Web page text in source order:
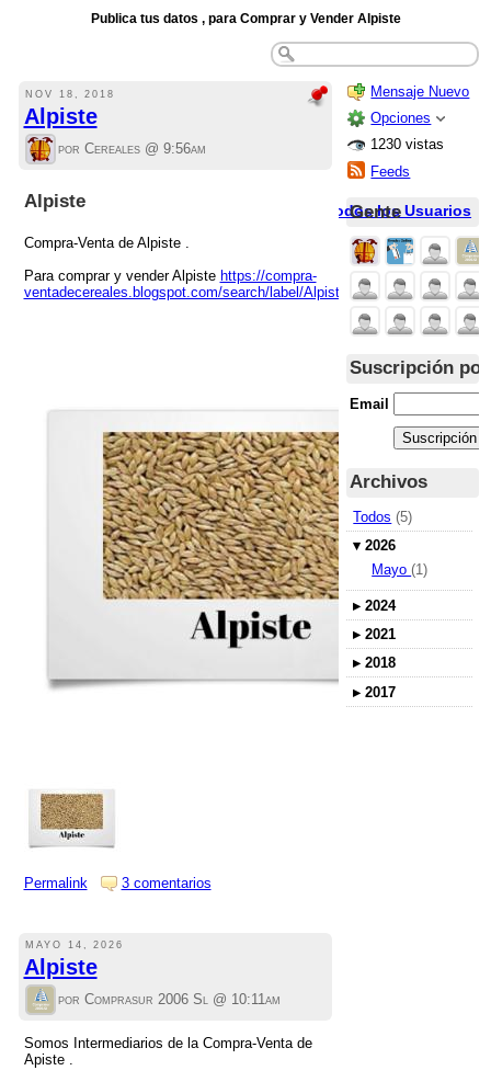
Publica tus datos , para Comprar y Vender Alpiste
NOV 18, 2018
Alpiste
por Cereales @ 9:56am
Alpiste
Compra-Venta de Alpiste .
Para comprar y vender Alpiste https://compra-
ventadecereales.blogspot.com/search/label/Alpiste
Permalink 3 comentarios
MAYO 14, 2026
Alpiste
por Comprasur 2006 Sl @ 10:11am
Somos Intermediarios de la Compra-Venta de
Apiste .
Mensaje Nuevo
Opciones
1230 vistas
Feeds
Todos los Usuarios
Gente
Suscripción
Email
Archivos
Todos (5)
▾ 2026
Mayo(1)
▸ 2024
▸ 2021
▸ 2018
▸ 2017